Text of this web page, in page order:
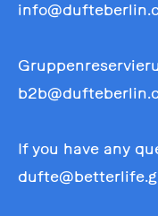
If you have any